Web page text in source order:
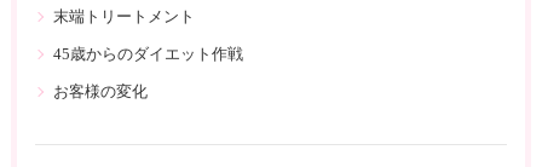
末端トリートメント
45歳からのダイエット作戦
お客様の変化